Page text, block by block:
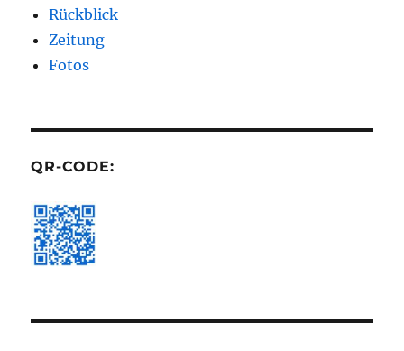
Rückblick
Zeitung
Fotos
QR-CODE: